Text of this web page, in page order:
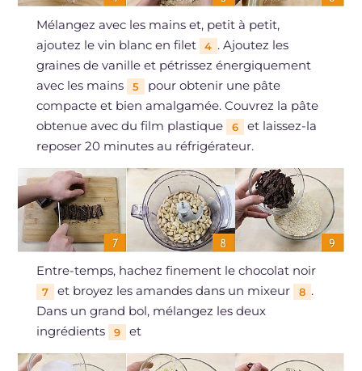
Mélangez avec les mains et, petit à petit,
ajoutez le vin blanc en filet
4 . Ajoutez les
graines de vanille et pétrissez énergiquement
avec les mains
5
pour obtenir une pâte
compacte et bien amalgamée. Couvrez la pâte
obtenue avec du film plastique
6
et laissez-la
reposer 20 minutes au réfrigérateur.
Entre-temps, hachez finement le chocolat noir
7 et broyez les amandes dans un mixeur 8 .
Dans un grand bol, mélangez les deux
ingrédients
9 et